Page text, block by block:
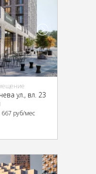
ул., вл. 23
667 руб/мес